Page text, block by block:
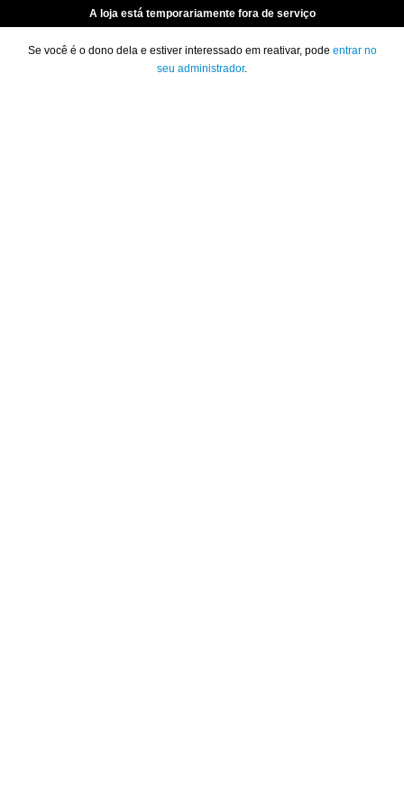
A loja está temporariamente fora de serviço
Se você é o dono dela e estiver interessado em reativar, pode entrar no
seu administrador.